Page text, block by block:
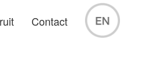
Contact